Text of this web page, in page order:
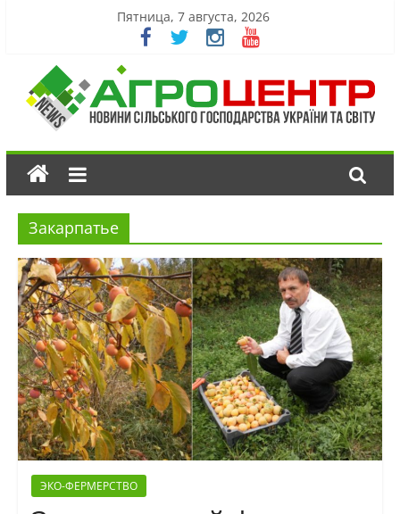
Пятница, 7 августа, 2026
Закарпатье
ЭКО-ФЕРМЕРСТВО